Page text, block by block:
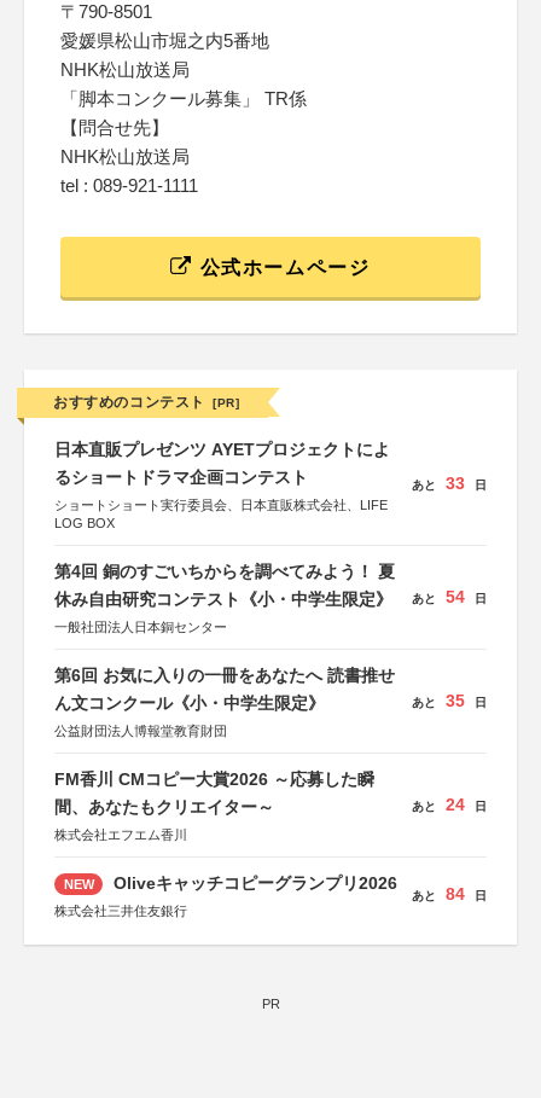
〒790-8501
愛媛県松山市堀之内5番地
NHK松山放送局
「脚本コンクール募集」 TR係
【問合せ先】
NHK松山放送局
tel : 089-921-1111
公式ホームページ
おすすめのコンテスト [PR]
日本直販プレゼンツ AYETプロジェクトによ
るショートドラマ企画コンテスト
ショートショート実行委員会、日本直販株式会社、LIFE
LOG BOX
あと 33 日
第4回 銅のすごいちからを調べてみよう！ 夏
休み自由研究コンテスト《小・中学生限定》
一般社団法人日本銅センター
あと 54 日
第6回 お気に入りの一冊をあなたへ 読書推せ
ん文コンクール《小・中学生限定》
公益財団法人博報堂教育財団
あと 35 日
FM香川 CMコピー大賞2026 ～応募した瞬
間、あなたもクリエイター～
株式会社エフエム香川
あと 24 日
NEW Oliveキャッチコピーグランプリ2026
株式会社三井住友銀行
あと 84 日
PR